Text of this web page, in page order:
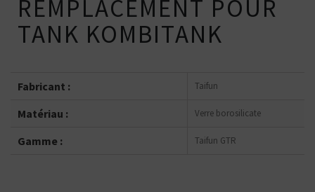
REMPLACEMENT POUR
TANK KOMBITANK
Fabricant : Taifun
Matériau : Verre borosilicate
Gamme : Taifun GTR